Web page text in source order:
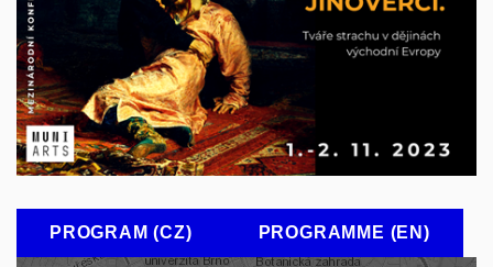
PROGRAM (CZ) PROGRAMME (EN)